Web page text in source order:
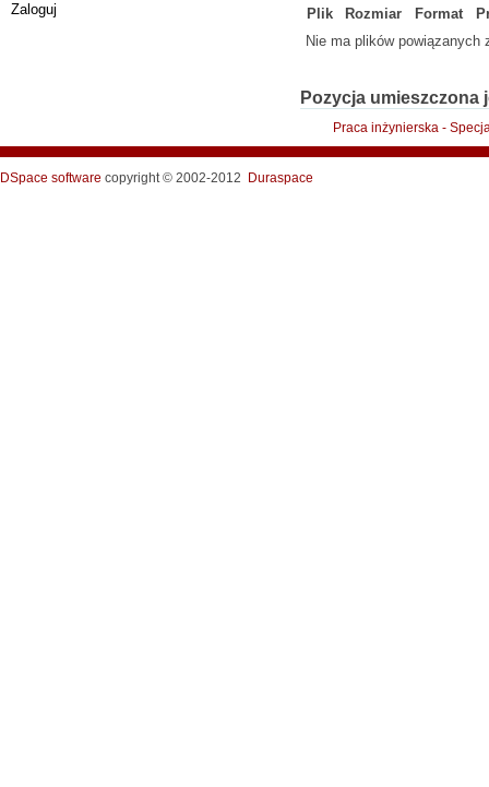
Plik Rozmiar Format
Nie ma plików powiązanych
Pozycja
Praca inżynierska -
Zaloguj
DSpace software copyright © 2002-2012 Duraspace